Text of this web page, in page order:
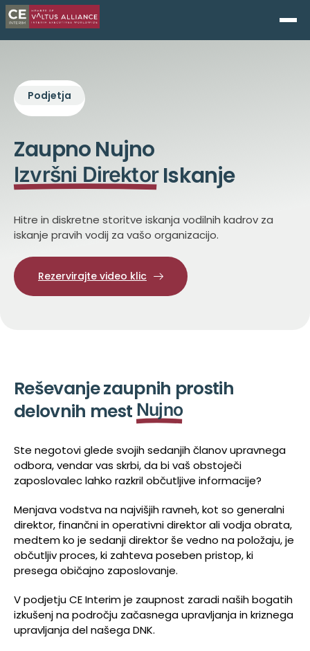
Podjetja
Zaupno Nujno
Izvršni DirektorIskanje
Hitre in diskretne storitve iskanja vodilnih kadrov za
iskanje pravih vodij za vašo organizacijo.
Rezervirajte video klic
Reševanje zaupnih prostih
delovnih mest Nujno
Ste negotovi glede svojih sedanjih članov upravnega
odbora, vendar vas skrbi, da bi vaš obstoječi
zaposlovalec lahko razkril občutljive informacije?
Menjava vodstva na najvišjih ravneh, kot so generalni
direktor, finančni in operativni direktor ali vodja obrata,
medtem ko je sedanji direktor še vedno na položaju, je
občutljiv proces, ki zahteva poseben pristop, ki
presega običajno zaposlovanje.
V podjetju CE Interim je zaupnost zaradi naših bogatih
izkušenj na področju začasnega upravljanja in kriznega
upravljanja del našega DNK.